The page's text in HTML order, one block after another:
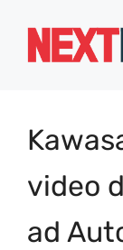
video
ad